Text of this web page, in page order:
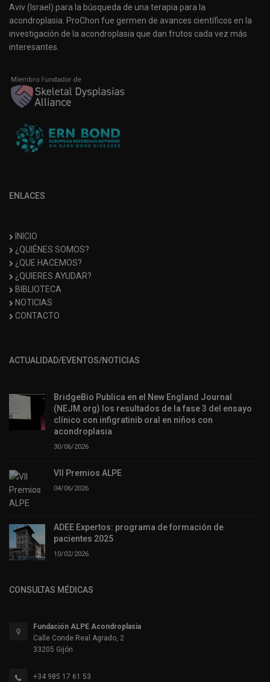
Aviv (Israel) para la búsqueda de una terapia para la
acondroplasia. ProChon fue germen de avances científicos en la
investigación de la acondroplasia que dan frutos cada vez más
interesantes.
ENLACES
INICIO
¿QUIÉNES SOMOS?
¿QUE HACEMOS?
¿QUIERES AYUDAR?
BIBLIOTECA
NOTICIAS
CONTACTO
ACTUALIDAD/EVENTOS/NOTICIAS
BridgeBio Publica en el New England Journal
(NEJM.org) los resultados de la fase 3 del ensayo
clínico con infigratinib oral en niños con
acondroplasia
30/06/2026
VII Premios ALPE
04/06/2026
ADEE Expertos: programa de formación de
pacientes 2025
10/02/2026
CONSULTAS MÉDICAS
Fundación ALPE Acondroplasia
Calle Conde Real Agrado, 2
33205 Gijón
+34 985 17 61 53